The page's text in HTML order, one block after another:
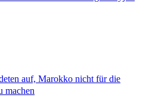
auf, Marokko nicht für die
machen